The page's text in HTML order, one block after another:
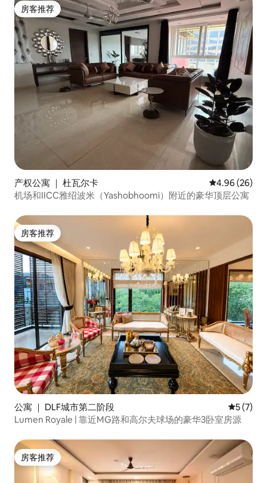
房客推荐
房客推荐
产权公寓 ｜ 杜瓦尔卡 平均评分 4.96
4.96 (26)
机场和IICC雅绍波米（Yashobhoomi）附近的豪华顶层公寓
房客推荐
房客推荐
公寓 ｜ DLF城市第二阶段 平均评分
5 (7)
Lumen Royale | 靠近MG路和高尔夫球场的豪华3卧室房源
房客推荐
房客推荐